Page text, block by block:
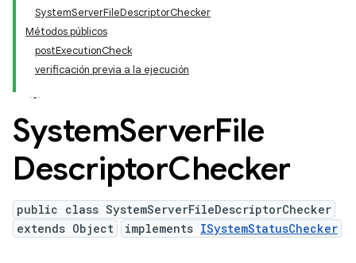
SystemServerFileDescriptorChecker
Métodos públicos
postExecutionCheck
verificación previa a la ejecución
SystemServerFile
DescriptorChecker
public class SystemServerFileDescriptorChecker
extends Object
implements ISystemStatusChecker